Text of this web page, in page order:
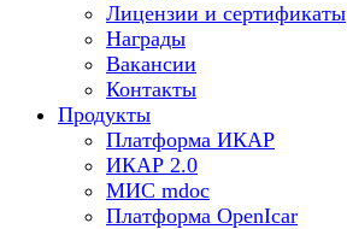
Лицензии и сертификаты
Награды
Вакансии
Контакты
Продукты
Платформа ИКАР
ИКАР 2.0
МИС mdoc
Платформа OpenIcar